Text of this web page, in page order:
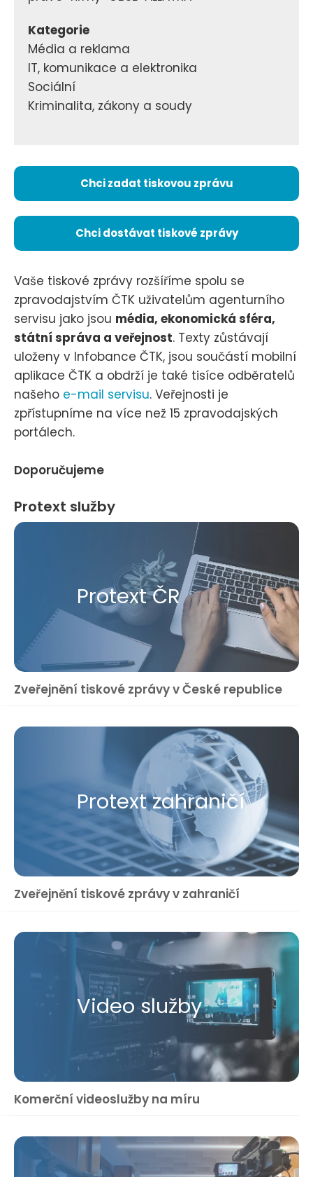
Kategorie
Média a reklama
IT, komunikace a elektronika
Sociální
Kriminalita, zákony a soudy
Chci zadat tiskovou zprávu
Chci dostávat tiskové zprávy
Vaše tiskové zprávy rozšíříme spolu se
zpravodajstvím ČTK uživatelům agenturního
servisu jako jsou média, ekonomická sféra,
státní správa a veřejnost. Texty zůstávají
uloženy v Infobance ČTK, jsou součástí mobilní
aplikace ČTK a obdrží je také tisíce odběratelů
našeho e-mail servisu. Veřejnosti je
zpřístupníme na více než 15 zpravodajských
portálech.
Doporučujeme
Protext služby
Protext ČR
Zveřejnění tiskové zprávy v České republice
Protext zahraničí
Zveřejnění tiskové zprávy v zahraničí
Video služby
Komerční videoslužby na míru